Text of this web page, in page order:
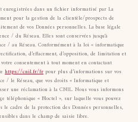
dans un fichier informatisé par La
pour la gestion de la clientèle/prospects de
de vos Données personnelles. La base légale
/ du Réseau. Elles sont conservées jusqu'à
/ au Réseau. Conformément à la loi « informatique
d’effacement, d’opposition, de limitation et
consentement à tout moment en contactant
https://cnil.fr/fr pour plus d’informations sur vos
/ le Réseau, que vos droits « Informatique et
une réclamation à la CNIL. Nous vous informons
téléphonique « Bloctel », sur laquelle vous pouvez
le cadre de la protection des Données personnelles,
dans le champ de saisie libre.